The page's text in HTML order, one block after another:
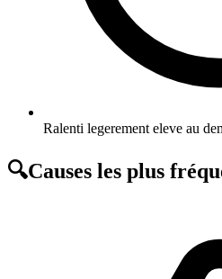
Ralenti legerement eleve au
🔍Causes les plus